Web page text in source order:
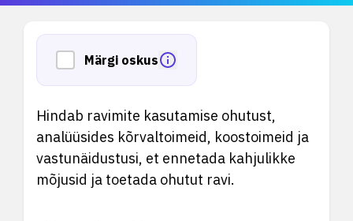
Märgi oskus
Hindab ravimite kasutamise ohutust,
analüüsides kõrvaltoimeid, koostoimeid ja
vastunäidustusi, et ennetada kahjulikke
mõjusid ja toetada ohutut ravi.